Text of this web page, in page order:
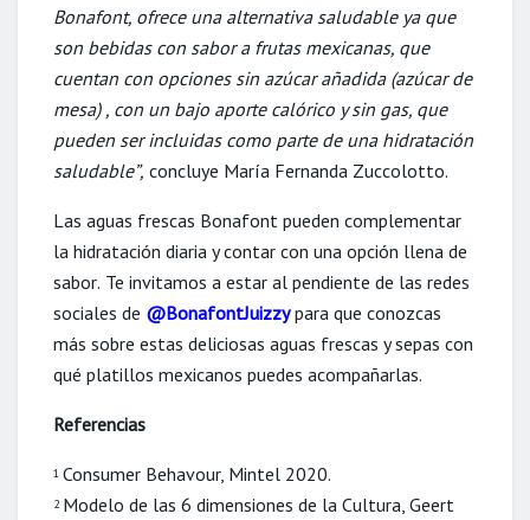
Bonafont, ofrece una alternativa saludable ya que
son bebidas con sabor a frutas mexicanas, que
cuentan con opciones sin azúcar añadida (azúcar de
mesa) , con un bajo aporte calórico y sin gas, que
pueden ser incluidas como parte de una hidratación
saludable”, concluye María Fernanda Zuccolotto.
Las aguas frescas Bonafont pueden complementar
la hidratación diaria y contar con una opción llena de
sabor. Te invitamos a estar al pendiente de las redes
sociales de @BonafontJuizzy para que conozcas
más sobre estas deliciosas aguas frescas y sepas con
qué platillos mexicanos puedes acompañarlas.
Referencias
1 Consumer Behavour, Mintel 2020.
2 Modelo de las 6 dimensiones de la Cultura, Geert